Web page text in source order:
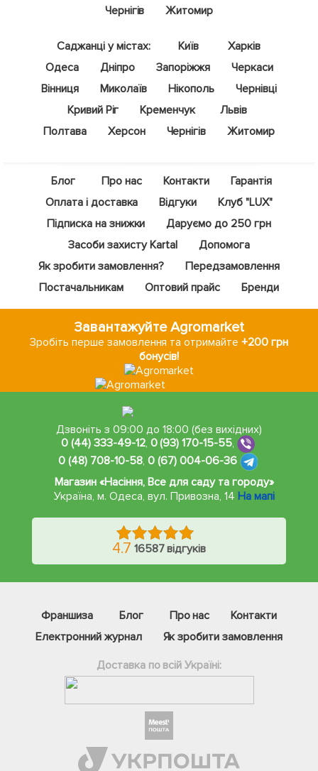
Чернігів
Житомир
Саджанці у містах: Київ
Харків
Одеса
Дніпро Запоріжжя
Черкаси
Вінниця
Миколаїв Нікополь
Чернівці
Кривий Ріг
Кременчук
Львів
Полтава
Херсон Чернігів Житомир
Блог Про нас Контакти
Гарантія
Оплата і доставка
Відгуки
Клуб "LUX"
Підписка на знижки
Даруємо до 250 грн
Засоби захисту Kartal
Допомога
Як зробити замовлення?
Передзамовлення
Постачальникам
Оптовий прайс Бренди
Завантажуйте Agromarket
Зробіть перше замовлення та отримайте+200 грн
бонусів!
Дзвоніть з 09:00 до 18:00 (без вихідних)
0 (44) 333-49-12, 0 (93) 170-15-55,
0 (48) 708-10-58, 0 (67) 004-06-36
Магазин «Насіння, Все для саду та городу»
Україна, м. Одеса,вул. Привозна, 14 На мапі
4.7 16587 відгуків
Франшиза Блог Про нас
Контакти
Електронний журнал
Як зробити замовлення
Доставка по всій Україні:
Телеграм